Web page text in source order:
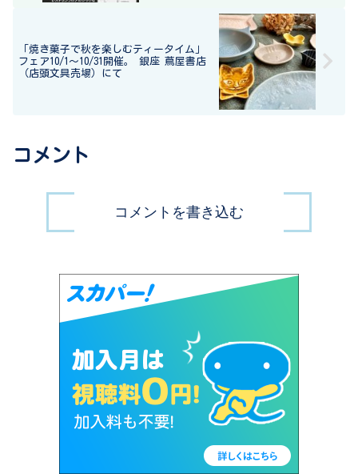
「焼き菓子で秋を楽しむティータイム」
フェア10/1～10/31開催。 銀座 蔦屋書店
（店頭文具売場）にて
コメント
コメントを書き込む